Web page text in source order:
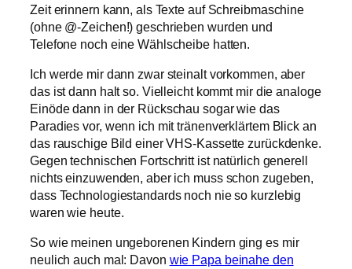
Zeit erinnern kann, als Texte auf Schreibmaschine
(ohne @-Zeichen!) geschrieben wurden und
Telefone noch eine Wählscheibe hatten.
Ich werde mir dann zwar steinalt vorkommen, aber
das ist dann halt so. Vielleicht kommt mir die analoge
Einöde dann in der Rückschau sogar wie das
Paradies vor, wenn ich mit tränenverklärtem Blick an
das rauschige Bild einer VHS-Kassette zurückdenke.
Gegen technischen Fortschritt ist natürlich generell
nichts einzuwenden, aber ich muss schon zugeben,
dass Technologiestandards noch nie so kurzlebig
waren wie heute.
So wie meinen ungeborenen Kindern ging es mir
neulich auch mal: Davon wie Papa beinahe den